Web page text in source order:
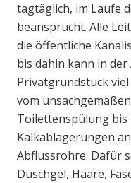
tagtäglich, im Laufe
beansprucht. Alle
die öffentliche
bis dahin kann in
Privatgrundstück
vom
Toilettenspülung bis
Kalkablagerungen
Abflussrohre. Dafür
Duschgel, Haare,